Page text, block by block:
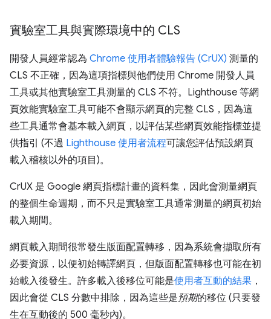
實驗室工具與實際環境中的 CLS
開發人員經常認為 Chrome 使用者體驗報告 (CrUX) 測量的
CLS 不正確，因為這項指標與他們使用 Chrome 開發人員
工具或其他實驗室工具測量的 CLS 不符。Lighthouse 等網
頁效能實驗室工具可能不會顯示網頁的完整 CLS，因為這
些工具通常會基本載入網頁，以評估某些網頁效能指標並提
供指引 (不過 Lighthouse 使用者流程可讓您評估預設網頁
載入稽核以外的項目)。
CrUX 是 Google 網頁指標計畫的資料集，因此會測量網頁
的整個生命週期，而不只是實驗室工具通常測量的網頁初始
載入期間。
網頁載入期間很常發生版面配置轉移，因為系統會擷取所有
必要資源，以便初始轉譯網頁，但版面配置轉移也可能在初
始載入後發生。許多載入後移位可能是使用者互動的結果 ，
因此會從 CLS 分數中排除，因為這些是預期的移位 (只要發
生在互動後的 500 毫秒內)。